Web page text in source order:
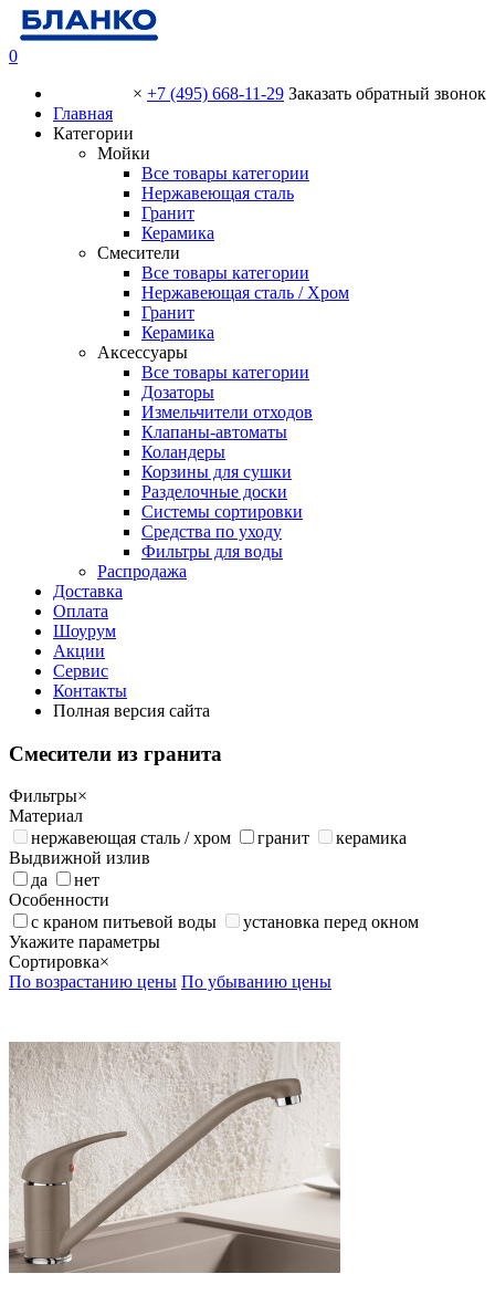
0
× +7 (495) 668-11-29 Заказать обратный звонок
Главная
Категории
Мойки
Все товары категории
Нержавеющая сталь
Гранит
Керамика
Смесители
Все товары категории
Нержавеющая сталь / Хром
Гранит
Керамика
Аксессуары
Все товары категории
Дозаторы
Измельчители отходов
Клапаны-автоматы
Коландеры
Корзины для сушки
Разделочные доски
Системы сортировки
Средства по уходу
Фильтры для воды
Распродажа
Доставка
Оплата
Шоурум
Акции
Сервис
Контакты
Полная версия сайта
Смесители из гранита
Фильтры×
Материал
нержавеющая сталь / хром
гранит
керамика
Выдвижной излив
да
нет
Особенности
с краном питьевой воды
установка перед окном
Укажите параметры
Сортировка×
По возрастанию цены По убыванию цены